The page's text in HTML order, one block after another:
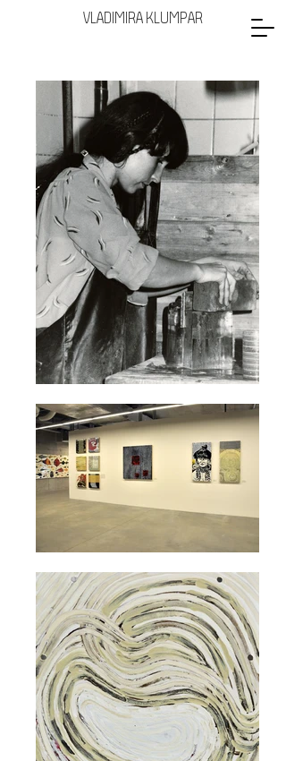
VLADIMIRA KLUMPAR